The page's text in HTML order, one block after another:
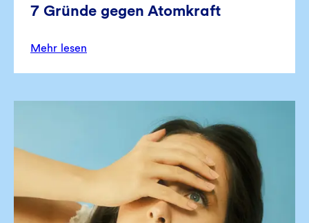
7 Gründe gegen Atomkraft
Mehr lesen